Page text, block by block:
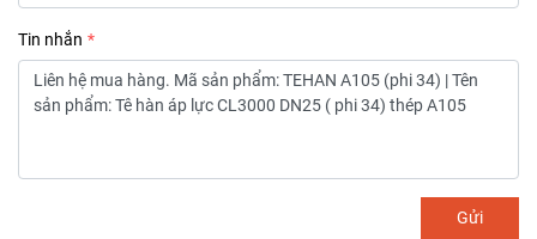
Tin nhắn
Gửi